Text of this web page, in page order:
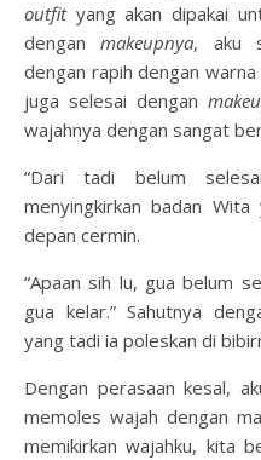
outfityang akan dipakai
denganmakeupnya, aku
dengan rapih dengan
juga selesai dengan
wajahnya dengan sangat
“Dari tadi belum
menyingkirkan badan
depan cermin.
“Apaan sih lu, gua belum
gua kelar.” Sahutnya
yang tadi ia poleskan di
Dengan perasaan kesal,
memoles wajah dengan
memikirkan wajahku, kita